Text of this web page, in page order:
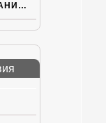
НОВЫЙ УРОВЕНЬ ФРЕЗЕРОВАНИЯ НА БОЛЬШИХ ПОДАЧАХ